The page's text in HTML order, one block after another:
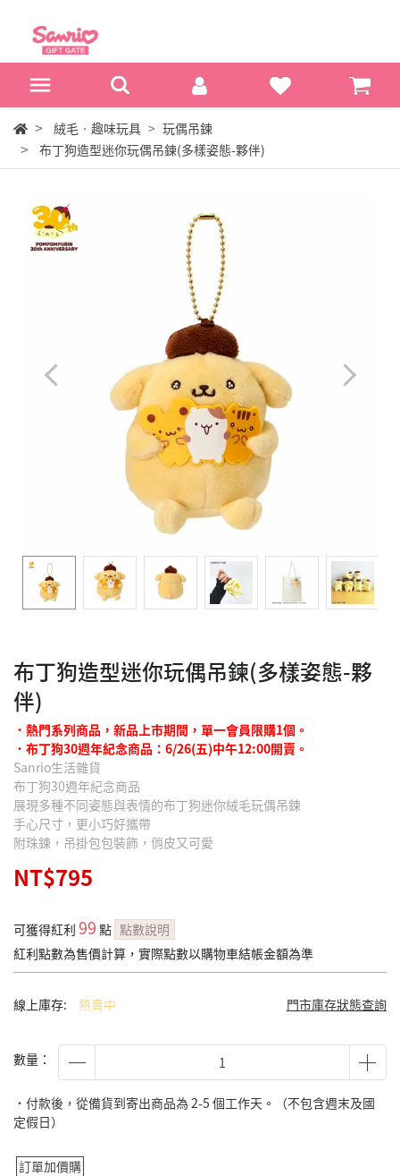
絨毛‧趣味玩具
玩偶吊鍊
布丁狗造型迷你玩偶吊鍊(多樣姿態-夥伴)
布丁狗造型迷你玩偶吊鍊(多樣姿態-夥
伴)
˙熱門系列商品，新品上市期間，單一會員限購1個。
˙布丁狗30週年紀念商品：6/26(五)中午12:00開賣。
Sanrio生活雜貨
布丁狗30週年紀念商品
展現多種不同姿態與表情的布丁狗迷你絨毛玩偶吊鍊
手心尺寸，更小巧好攜帶
附珠鍊，吊掛包包裝飾，俏皮又可愛
NT$795
可獲得紅利 99 點 點數說明
紅利點數為售價計算，實際點數以購物車結帳金額為準
線上庫存: 熱賣中 門市庫存狀態查詢
數量：
˙付款後，從備貨到寄出商品為 2-5 個工作天。（不包含週末及國
定假日）
訂單加價購